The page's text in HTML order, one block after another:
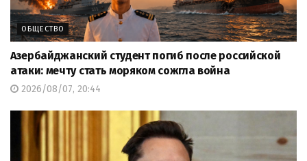
ОБЩЕСТВО
Азербайджанский студент погиб после российской
атаки: мечту стать моряком сожгла война
2026/08/07, 20:44